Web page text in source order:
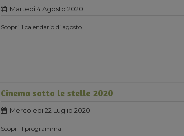
Martedi 4 Agosto 2020
Scopri il calendario di agosto
Cinema sotto le stelle 2020
Mercoledi 22 Luglio 2020
Scopri il programma